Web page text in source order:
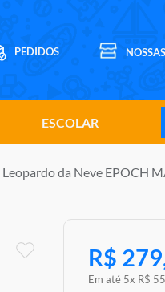
ESCOLAR
da Neve EPOCH
R$ 279
Em até 5x R$ 55